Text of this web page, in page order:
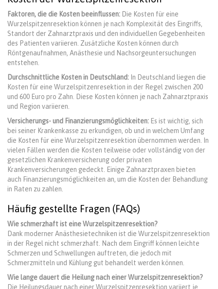
Faktoren, die die Kosten beeinflussen: Die Kosten für eine
Wurzelspitzenresektion können je nach Komplexität des Eingriffs,
Standort der Zahnarztpraxis und den individuellen Gegebenheiten
des Patienten variieren. Zusätzliche Kosten können durch
Röntgenaufnahmen, Anästhesie und Nachsorgeuntersuchungen
entstehen.
Durchschnittliche Kosten in Deutschland: In Deutschland liegen die
Kosten für eine Wurzelspitzenresektion in der Regel zwischen 200
und 600 Euro pro Zahn. Diese Kosten können je nach Zahnarztpraxis
und Region variieren.
Versicherungs- und Finanzierungsmöglichkeiten: Es ist wichtig, sich
bei seiner Krankenkasse zu erkundigen, ob und in welchem Umfang
die Kosten für eine Wurzelspitzenresektion übernommen werden. In
vielen Fällen werden die Kosten teilweise oder vollständig von der
gesetzlichen Krankenversicherung oder privaten
Krankenversicherungen gedeckt. Einige Zahnarztpraxen bieten
auch Finanzierungsmöglichkeiten an, um die Kosten der Behandlung
in Raten zu zahlen.
Häufig gestellte Fragen (FAQs)
Wie schmerzhaft ist eine Wurzelspitzenresektion?
Dank moderner Anästhesietechniken ist die Wurzelspitzenresektion
in der Regel nicht schmerzhaft. Nach dem Eingriff können leichte
Schmerzen und Schwellungen auftreten, die jedoch mit
Schmerzmitteln und Kühlung gut behandelt werden können.
Wie lange dauert die Heilung nach einer Wurzelspitzenresektion?
Die Heilungsdauer nach einer Wurzelspitzenresektion variiert je